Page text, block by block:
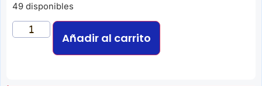
49 disponibles
Añadir al carrito